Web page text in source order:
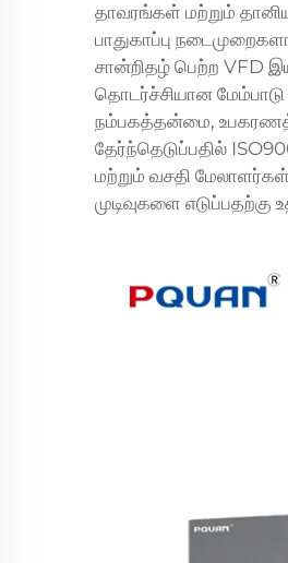
தாவரங்கள் மற்றும்
பாதுகாப்பு
சான்றிதழ் பெற்ற VFD
தொடர்ச்சியான
நம்பகத்தன்மை,
தேர்ந்தெடுப்பதில்
மற்றும் வசதி
முடிவுகளை எடுப்பதற்கு